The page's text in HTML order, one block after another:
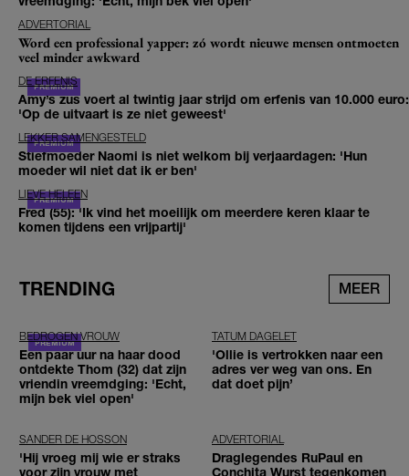
ADVERTORIAL
Word een professional yapper: zó wordt nieuwe mensen ontmoeten
veel minder awkward
DE ERFENIS
Amy’s zus voert al twintig jaar strijd om erfenis van 10.000 euro:
'Op de uitvaart is ze niet geweest'
LEKKER SAMENGESTELD
Stiefmoeder Naomi is niet welkom bij verjaardagen: 'Hun
moeder wil niet dat ik er ben'
LIEVE HELEEN
Fred (55): 'Ik vind het moeilijk om meerdere keren klaar te
komen tijdens een vrijpartij'
TRENDING MEER
BEDROGEN VROUW
Een paar uur na haar dood
ontdekte Thom (32) dat zijn
vriendin vreemdging: 'Echt,
mijn bek viel open'
TATUM DAGELET
'Ollie is vertrokken naar een
adres ver weg van ons. En
dat doet pijn’
SANDER DE HOSSON
'Hij vroeg mij wie er straks
voor zijn vrouw met
ADVERTORIAL
Draglegendes RuPaul en
Conchita Wurst tegenkomen